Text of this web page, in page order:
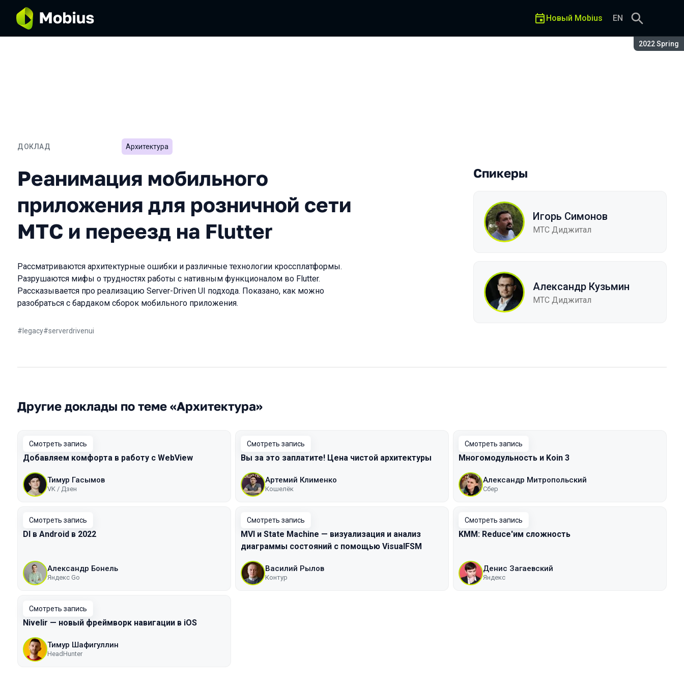
Сезон:
2022 Spring
Новый Mobius EN
ДОКЛАД
Реанимация мобильного приложения для розничной сети МТС и переезд на
Архитектура
Реанимация мобильного
приложения для розничной сети
МТС и переезд на Flutter
Рассматриваются архитектурные ошибки и различные технологии кроссплатформы.
Разрушаются мифы о трудностях работы с нативным функционалом во Flutter.
Рассказывается про реализацию Server-Driven UI подхода. Показано, как можно
разобраться с бардаком сборок мобильного приложения.
# legacy#serverdrivenui
Спикеры
Игорь Симонов
МТС Диджитал
Александр Кузьмин
МТС Диджитал
Другие доклады по теме «Архитектура»
Смотреть запись
Добавляем комфорта в работу с WebView
Тимур Гасымов
VK / Дзен
Смотреть запись
Вы за это заплатите! Цена чистой архитектуры
Артемий Клименко
Кошелёк
Смотреть запись
Многомодульность и Koin 3
Александр Митропольский
Сбер
Смотреть запись
DI в Android в 2022
Александр Бонель
Яндекс Go
Смотреть запись
MVI и State Machine — визуализация и анализ
диаграммы состояний с помощью VisualFSM
Василий Рылов
Контур
Смотреть запись
KMM: Reduce'им сложность
Денис Загаевский
Яндекс
Смотреть запись
Nivelir — новый фреймворк навигации в iOS
Тимур Шафигуллин
HeadHunter